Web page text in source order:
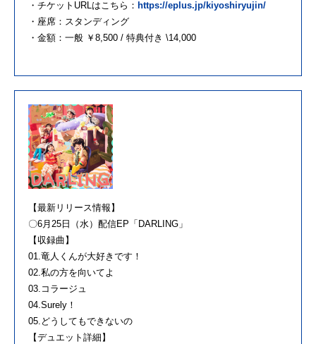
・チケットURLはこちら： https://eplus.jp/kiyoshiryujin/
・座席：スタンディング
・金額：一般 ￥8,500 / 特典付き \14,000
【最新リリース情報】
〇6月25日（水）配信EP「DARLING」
【収録曲】
01.竜人くんが大好きです！
02.私の方を向いてよ
03.コラージュ
04.Surely！
05.どうしてもできないの
【デュエット詳細】